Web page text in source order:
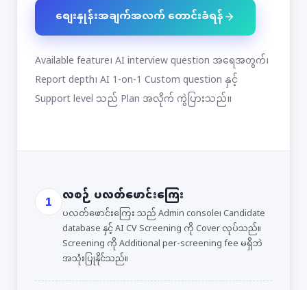
စျေးနှုန်းအချက်အလက် တောင်းခံရန်
Available feature၊ AI interview question အရေအတွက်၊
Report depth၊ AI 1-on-1 Custom question နှင့်
Support level သည် Plan အလိုက် ကွဲပြားသည်။
1 လစဉ် ပလတ်ဖောင်းကြေး
ပလတ်ဖောင်းကြေး သည် Admin console၊ Candidate
database နှင့် AI CV Screening ကို Cover လုပ်သည်။
Screening ကို Additional per-screening fee မရှိဘဲ
အသုံးပြုနိုင်သည်။